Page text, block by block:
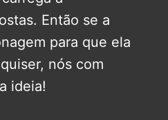
Então se a
para que ela
nós com
ideia!